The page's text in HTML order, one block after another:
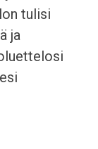
tulisi
ja